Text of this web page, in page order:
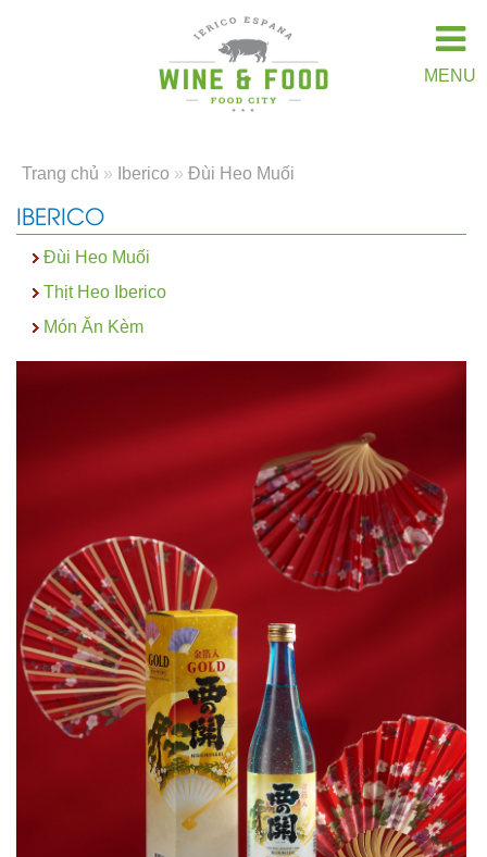
MENU
Trang chủ » Iberico » Đùi Heo Muối
IBERICO
Đùi Heo Muối
Thịt Heo Iberico
Món Ăn Kèm